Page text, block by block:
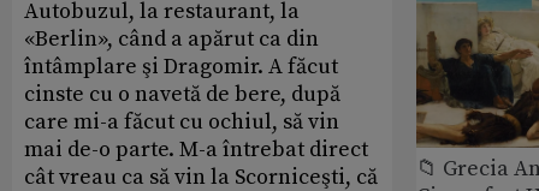
Autobuzul, la restaurant, la
«Berlin», când a apărut ca din
întâmplare şi Dragomir. A făcut
cinste cu o navetă de bere, după
care mi-a făcut cu ochiul, să vin
mai de-o parte. M-a întrebat direct
cât vreau ca să vin la Scorniceşti, că
📁 Grecia